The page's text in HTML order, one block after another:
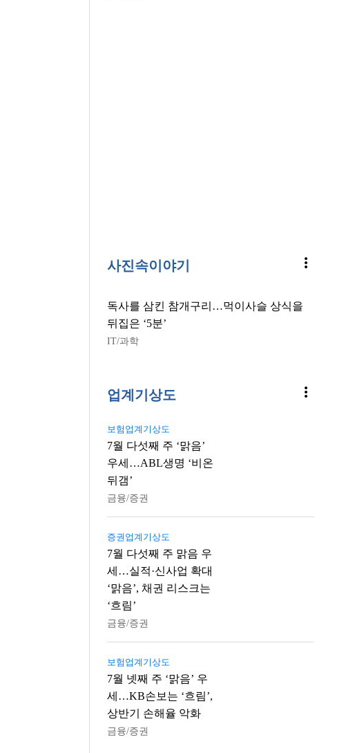
사진속이야기 more_vert
독사를 삼킨 참개구리…먹이사슬 상식을
뒤집은 ‘5분’
IT/과학
업계기상도 more_vert
보험업계기상도
7월 다섯째 주 ‘맑음’
우세…ABL생명 ‘비온
뒤갬’
금융/증권
증권업계기상도
7월 다섯째 주 맑음 우
세…실적·신사업 확대
‘맑음’, 채권 리스크는
‘흐림’
금융/증권
보험업계기상도
7월 넷째 주 ‘맑음’ 우
세…KB손보는 ‘흐림’,
상반기 손해율 악화
금융/증권